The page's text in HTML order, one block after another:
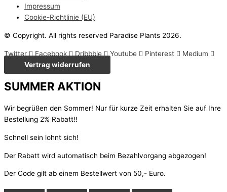
Impressum
Cookie-Richtlinie (EU)
© Copyright. All rights reserved Paradise Plants 2026.
Twitter Facebook Dribbble Youtube Pinterest
Medium
Vertrag widerrufen
SUMMER AKTION
Wir begrüßen den Sommer! Nur für kurze Zeit erhalten Sie auf Ihre
Bestellung 2% Rabatt!!
Schnell sein lohnt sich!
Der Rabatt wird automatisch beim Bezahlvorgang abgezogen!
Der Code gilt ab einem Bestellwert von 50,- Euro.